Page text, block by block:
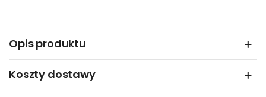
Opis produktu
Koszty dostawy